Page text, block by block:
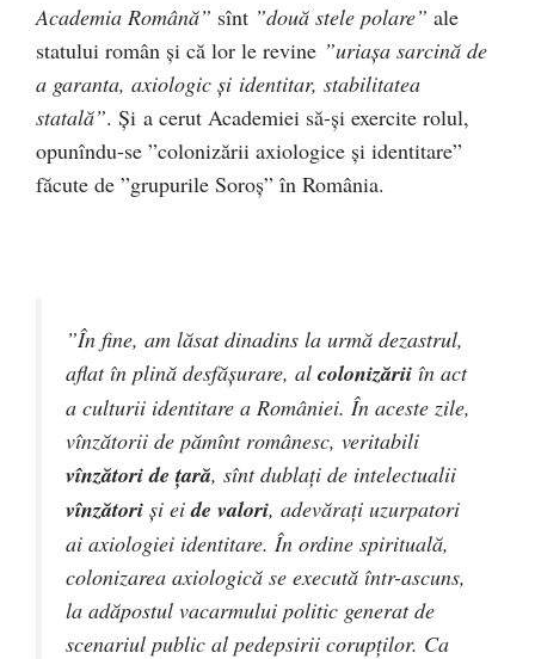
Academia Română” sînt ”două stele polare” ale
statului român și că lor le revine ”uriaşa sarcină de
a garanta, axiologic şi identitar, stabilitatea
statală”. Și a cerut Academiei să-și exercite rolul,
opunîndu-se ”colonizării axiologice și identitare”
făcute de ”grupurile Soroș” în România.
”În fine, am lăsat dinadins la urmă dezastrul,
aflat în plină desfăşurare, al colonizării în act
a culturii identitare a României. În aceste zile,
vînzătorii de pămînt românesc, veritabili
vînzători de ţară, sînt dublaţi de intelectualii
vînzători şi eide valori, adevăraţi uzurpatori
ai axiologiei identitare. În ordine spirituală,
colonizarea axiologică se execută într-ascuns,
la adăpostul vacarmului politic generat de
scenariul public al pedepsirii corupţilor. Ca